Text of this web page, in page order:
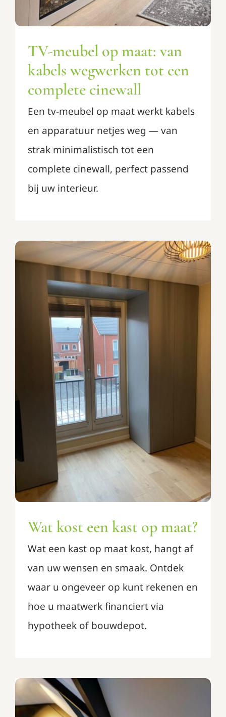
TV-meubel op maat: van
kabels wegwerken tot een
complete cinewall
Een tv-meubel op maat werkt kabels
en apparatuur netjes weg — van
strak minimalistisch tot een
complete cinewall, perfect passend
bij uw interieur.
Wat kost een kast op maat?
Advies & tips
Wat kost een kast op maat?
Wat een kast op maat kost, hangt af
van uw wensen en smaak. Ontdek
waar u ongeveer op kunt rekenen en
hoe u maatwerk financiert via
hypotheek of bouwdepot.